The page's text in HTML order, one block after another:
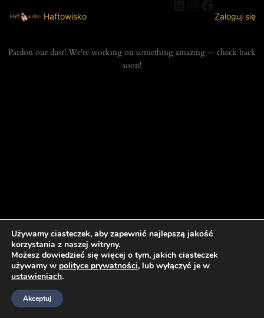
Haftowisko Zaloguj się
Pardon our dust! We're working on something amazing — check back
soon!
Używamy ciasteczek, aby zapewnić najlepszą jakość
korzystania z naszej witryny.
Możesz dowiedzieć się więcej o tym, jakich ciasteczek
używamy w polityce prywatności, lub wyłączyć je w
ustawieniach.
Akceptuj